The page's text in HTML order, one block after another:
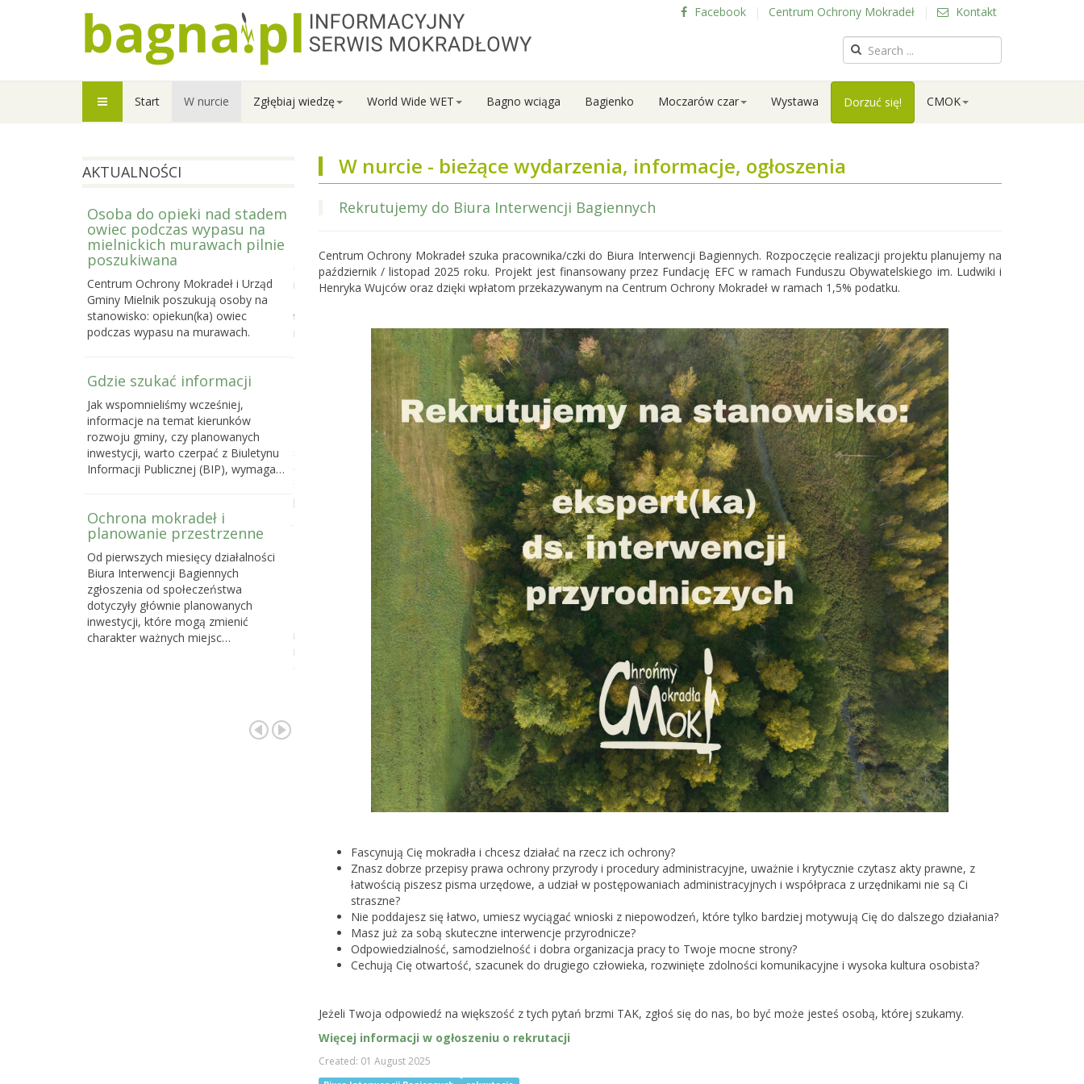
Facebook | Centrum Ochrony Mokradeł | Kontakt
Start W nurcie Zgłębiaj wiedzę World Wide WET Bagno wciąga Bagienko Moczarów czar Wystawa Dorzuć się! CMOK
W nurcie - bieżące wydarzenia, informacje, ogłoszenia
Rekrutujemy do Biura Interwencji Bagiennych
Centrum Ochrony Mokradeł szuka pracownika/czki do Biura Interwencji Bagiennych. Rozpoczęcie realizacji projektu planujemy na
październik / listopad 2025 roku. Projekt jest finansowany przez Fundację EFC w ramach Funduszu Obywatelskiego im. Ludwiki i
Henryka Wujców oraz dzięki wpłatom przekazywanym na Centrum Ochrony Mokradeł w ramach 1,5% podatku.
Fascynują Cię mokradła i chcesz działać na rzecz ich ochrony?
Znasz dobrze przepisy prawa ochrony przyrody i procedury administracyjne, uważnie i krytycznie czytasz akty prawne, z
łatwością piszesz pisma urzędowe, a udział w postępowaniach administracyjnych i współpraca z urzędnikami nie są Ci
straszne?
Nie poddajesz się łatwo, umiesz wyciągać wnioski z niepowodzeń, które tylko bardziej motywują Cię do dalszego działania?
Masz już za sobą skuteczne interwencje przyrodnicze?
Odpowiedzialność, samodzielność i dobra organizacja pracy to Twoje mocne strony?
Cechują Cię otwartość, szacunek do drugiego człowieka, rozwinięte zdolności komunikacyjne i wysoka kultura osobista?
Jeżeli Twoja odpowiedź na większość z tych pytań brzmi TAK, zgłoś się do nas, bo być może jesteś osobą, której szukamy.
Więcej informacji w ogłoszeniu o rekrutacji
Created: 01 August 2025
AKTUALNOŚCI
Osoba do opieki nad stadem
owiec podczas wypasu na
mielnickich murawach pilnie
poszukiwana
Centrum Ochrony Mokradeł i Urząd
Gminy Mielnik poszukują osoby na
stanowisko: opiekun(ka) owiec
podczas wypasu na murawach.
Gdzie szukać informacji
Jak wspomnieliśmy wcześniej,
informacje na temat kierunków
rozwoju gminy, czy planowanych
inwestycji, warto czerpać z Biuletynu
Informacji Publicznej (BIP), wymaga…
Ochrona mokradeł i
planowanie przestrzenne
Od pierwszych miesięcy działalności
Biura Interwencji Bagiennych
zgłoszenia od społeczeństwa
dotyczyły głównie planowanych
inwestycji, które mogą zmienić
charakter ważnych miejsc…
Prowadzimy nabór do
Centrum Ochrony Mokradeł otwiera
nabór do trzeciej edycji Letniej Szkoły
Bagiennej, czyli tygodniowego
terenowego kursu ekologii i ochrony
mokradeł, która…
Poselski projekt ustawy o
zmianie ustawy o ochronie
Do 16 maja br. możesz zabrać głos w
sprawie poselskiego projektu ustawy
o ochronie przyrody dającej
samorządom prawo blokowania
powstawania…
Dlaczego mokradła i
torfowiska potrzebują
działań oddolnych lokalnych
społeczności?
Z naszych doświadczeń wynika, że
najskuteczniejsze interwencje mające
na celu ochronę tych niezwykle
cennych i ważnych siedlisk to te,